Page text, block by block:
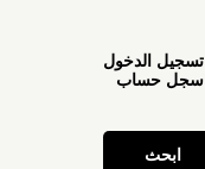
تسجيل الدخول
سجل حساب
ابحث